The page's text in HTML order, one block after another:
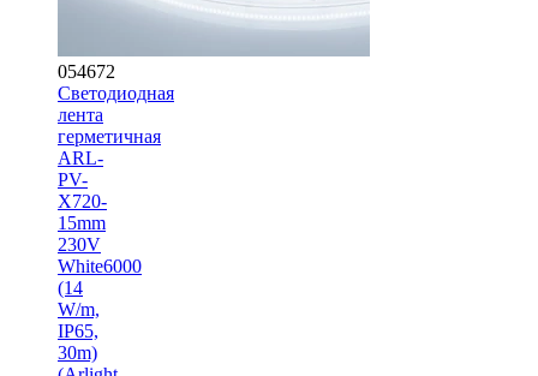
054672
Светодиодная
лента
герметичная
ARL-
PV-
X720-
15mm
230V
White6000
(14
W/m,
IP65,
30m)